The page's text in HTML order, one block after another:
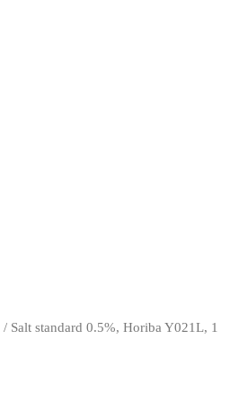
/ Salt standard 0.5%, Horiba Y021L, 1